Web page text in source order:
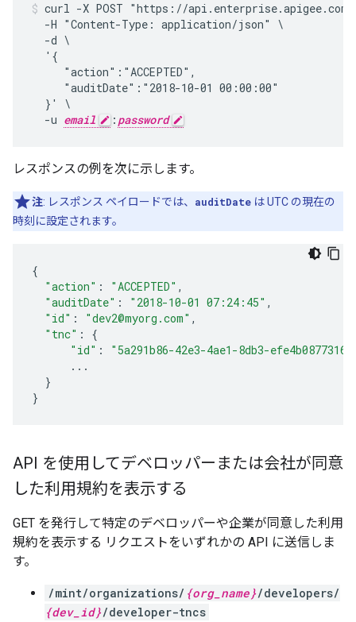
curl -X POST "https://
  -H "Content-Type: application/json" \
  -d \
  '{
     "action":"ACCEPTED",
     "auditDate":"2018-10-01 00:00:00"
  }' \
  -u
email : password
レスポンスの例を次に示します。
注: レスポンス ペイロードでは、 auditDate は UTC の現在の
時刻に設定されます。
{
"action" : "ACCEPTED" ,
"auditDate" : "2018-10-01 07:24:45" ,
"id" : "dev2@myorg.com" ,
"tnc" :
{
"id" : "5a291b86-42e3-4ae1-8db3-efe4b0877316"
...
}
}
API を使用してデベロッパーまたは会社が同意
した利用規約を表示する
GET を発行して特定のデベロッパーや企業が同意した利用
規約を表示する リクエストをいずれかの API に送信しま
す。
/mint/organizations/ {org_name}/developers/
{dev_id}/developer-tncs